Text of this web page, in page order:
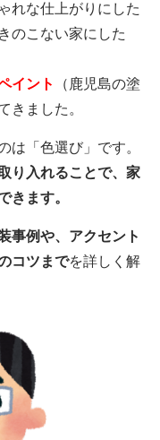
れな仕上がりにした
のこない家にした
イント
（鹿児島の塗
きました。
は「色選び」です。
り入れることで、家
きます。
事例や、アクセント
コツまでを詳しく解